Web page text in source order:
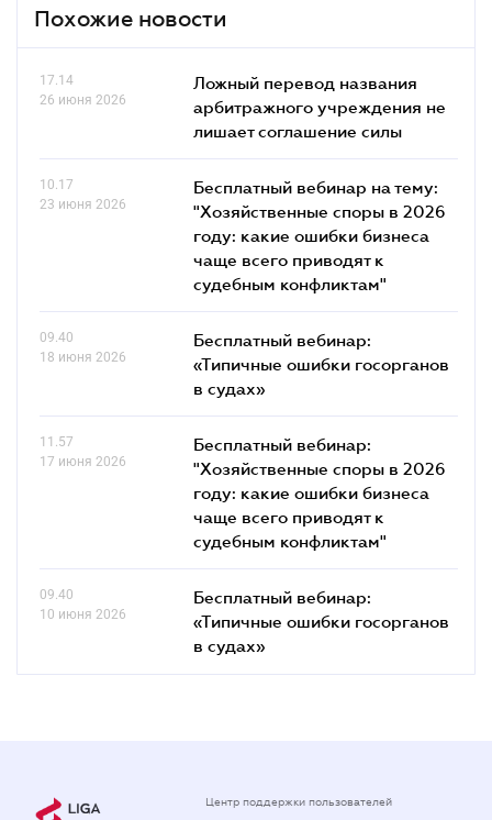
Похожие новости
17.14
26 июня 2026
Ложный перевод названия
арбитражного учреждения не
лишает соглашение силы
10.17
23 июня 2026
Бесплатный вебинар на тему:
"Хозяйственные споры в 2026
году: какие ошибки бизнеса
чаще всего приводят к
судебным конфликтам"
09.40
18 июня 2026
Бесплатный вебинар:
«Типичные ошибки госорганов
в судах»
11.57
17 июня 2026
Бесплатный вебинар:
"Хозяйственные споры в 2026
году: какие ошибки бизнеса
чаще всего приводят к
судебным конфликтам"
09.40
10 июня 2026
Бесплатный вебинар:
«Типичные ошибки госорганов
в судах»
Центр поддержки пользователей